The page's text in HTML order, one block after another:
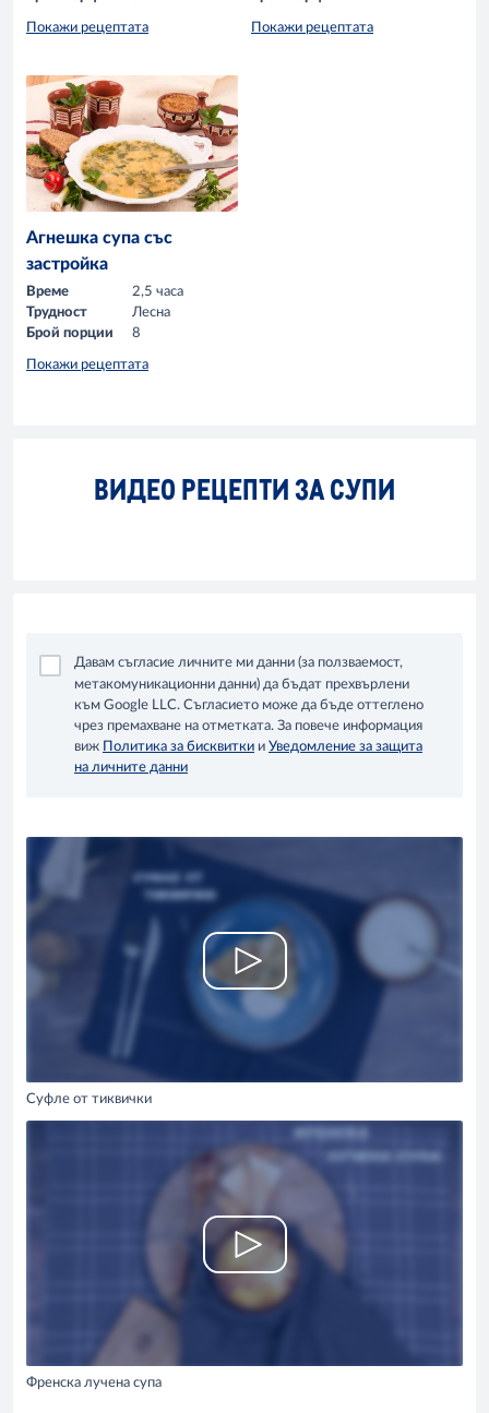
Покажи рецептата Покажи рецептата
Агнешка супа със
застройка
Време
2,5 часа
Трудност
Лесна
Брой порции
8
Покажи рецептата
ВИДЕО РЕЦЕПТИ ЗА СУПИ
Давам съгласие личните ми данни (за ползваемост,
метакомуникационни данни) да бъдат прехвърлени
към Google LLC. Съгласието може да бъде оттеглено
чрез премахване на отметката. За повече информация
виж
Политика за бисквитки и Уведомление за защита
на личните данни
Суфле от тиквички
Френска лучена супа